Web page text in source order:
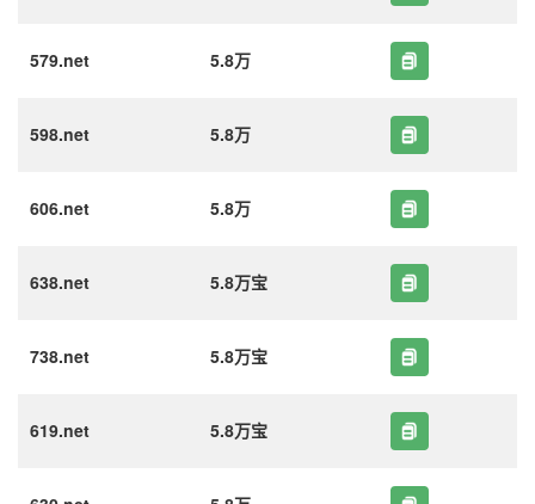
579.net 5.8万
598.net 5.8万
606.net 5.8万
638.net 5.8万宝
738.net 5.8万宝
619.net 5.8万宝